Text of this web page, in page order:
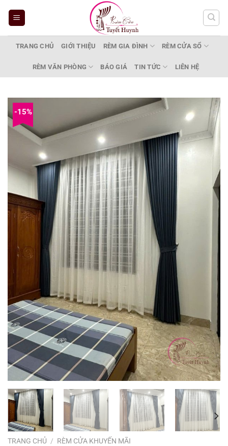
dungTRANG CHỦ GIỚI THIỆU RÈM GIA ĐÌNH RÈM CỬA SỔ
RÈM VĂN PHÒNG BÁO GIÁ TIN TỨC LIÊN HỆ
-15%
TRANG CHỦ / RÈM CỬA KHUYẾN MÃI